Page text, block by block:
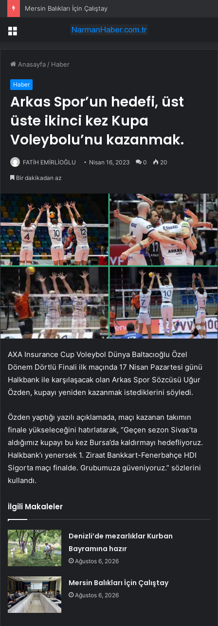
Mersin Balıkları İçin Çalıştay
Menü
Anasayfa / Haber
Haber
Arkas Spor’un hedefi, üst
üste ikinci kez Kupa
Voleybolu’nu kazanmak.
FATİH EMİRLİOĞLU Nisan 16, 2023 0 20
Bir dakikadan az
AXA Insurance Cup Voleybol Dünya Baltacıoğlu Özel
Dönem Dörtlü Finali ilk maçında 17 Nisan Pazartesi günü
Halkbank ile karşılaşacak olan Arkas Spor Sözcüsü Uğur
Özden, kupayı yeniden kazanmak istediklerini söyledi.
Özden yaptığı yazılı açıklamada, maçı kazanan takımın
finale yükseleceğini hatırlatarak, “Geçen sezon Sivas’ta
aldığımız kupayı bu kez Bursa’da kaldırmayı hedefliyoruz.
Halkbank’ı yenersek 1. Ziraat Bankkart-Fenerbahçe HDI
Sigorta maçı finalde. Grubumuza güveniyoruz.” sözlerini
kullandı.
İlgili Makaleler
Denizli’de mezarlıklar Kurban
Bayramına hazır
Ağustos 6, 2026
Mersin Balıkları İçin Çalıştay
Ağustos 6, 2026